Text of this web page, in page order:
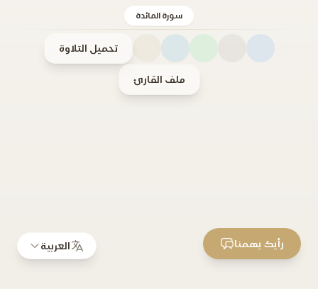
سورة المائدة
تحميل التلاوة
ملف القارئ
العربية رأيك يهمنا